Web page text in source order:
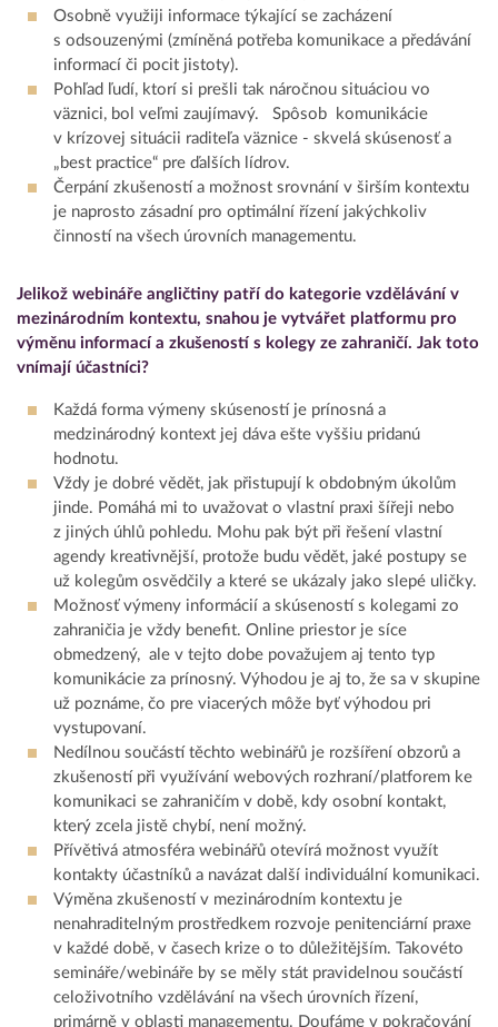
Osobně využiji informace týkající se zacházení
s odsouzenými (zmíněná potřeba komunikace a předávání
informací či pocit jistoty).
Pohľad ľudí, ktorí si prešli tak náročnou situáciou vo
väznici, bol veľmi zaujímavý. Spôsob komunikácie
v krízovej situácii raditeľa väznice - skvelá skúsenosť a
„best practice“ pre ďalších lídrov.
Čerpání zkušeností a možnost srovnání v širším kontextu
je naprosto zásadní pro optimální řízení jakýchkoliv
činností na všech úrovních managementu.
Jelikož webináře angličtiny patří do kategorie vzdělávání v
mezinárodním kontextu, snahou je vytvářet platformu pro
výměnu informací a zkušeností s kolegy ze zahraničí. Jak toto
vnímají účastníci?
Každá forma výmeny skúseností je prínosná a
medzinárodný kontext jej dáva ešte vyššiu pridanú
hodnotu.
Vždy je dobré vědět, jak přistupují k obdobným úkolům
jinde. Pomáhá mi to uvažovat o vlastní praxi šířeji nebo
z jiných úhlů pohledu. Mohu pak být při řešení vlastní
agendy kreativnější, protože budu vědět, jaké postupy se
už kolegům osvědčily a které se ukázaly jako slepé uličky.
Možnosť výmeny informácií a skúseností s kolegami zo
zahraničia je vždy benefit. Online priestor je síce
obmedzený, ale v tejto dobe považujem aj tento typ
komunikácie za prínosný. Výhodou je aj to, že sa v skupine
už poznáme, čo pre viacerých môže byť výhodou pri
vystupovaní.
Nedílnou součástí těchto webinářů je rozšíření obzorů a
zkušeností při využívání webových rozhraní/platforem ke
komunikaci se zahraničím v době, kdy osobní kontakt,
který zcela jistě chybí, není možný.
Přívětivá atmosféra webinářů otevírá možnost využít
kontakty účastníků a navázat další individuální komunikaci.
Výměna zkušeností v mezinárodním kontextu je
nenahraditelným prostředkem rozvoje penitenciární praxe
v každé době, v časech krize o to důležitějším. Takovéto
semináře/webináře by se měly stát pravidelnou součástí
celoživotního vzdělávání na všech úrovních řízení,
primárně v oblasti managementu. Doufáme v pokračování